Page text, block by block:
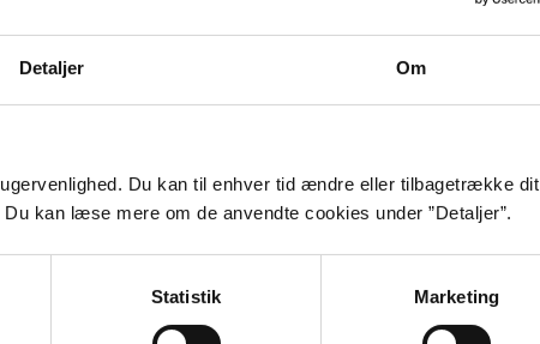
Detaljer Om
Du kan til enhver tid ændre eller tilbagetrække dit
kan læse mere om de anvendte cookies under ”Detaljer”.
Statistik Marketing